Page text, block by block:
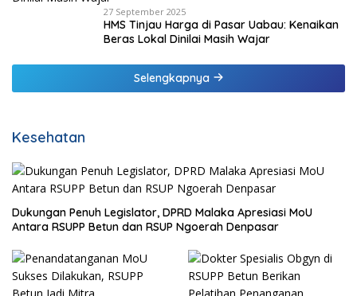
27 September 2025
HMS Tinjau Harga di Pasar Uabau: Kenaikan
Beras Lokal Dinilai Masih Wajar
Selengkapnya
Kesehatan
Dukungan Penuh Legislator, DPRD Malaka Apresiasi MoU
Antara RSUPP Betun dan RSUP Ngoerah Denpasar